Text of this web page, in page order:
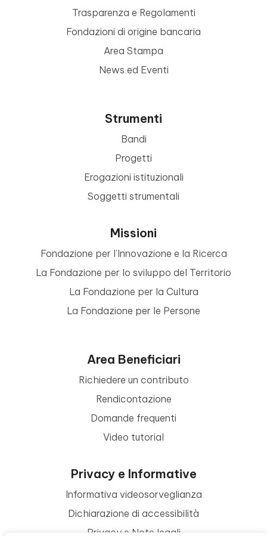
Trasparenza e Regolamenti
Fondazioni di origine bancaria
Area Stampa
News ed Eventi
Strumenti
Bandi
Progetti
Erogazioni istituzionali
Soggetti strumentali
Missioni
Fondazione per l’Innovazione e la Ricerca
La Fondazione per lo sviluppo del Territorio
La Fondazione per la Cultura
La Fondazione per le Persone
Area Beneficiari
Richiedere un contributo
Rendicontazione
Domande frequenti
Video tutorial
Privacy e Informative
Informativa videosorveglianza
Dichiarazione di accessibilità
Privacy e Note legali